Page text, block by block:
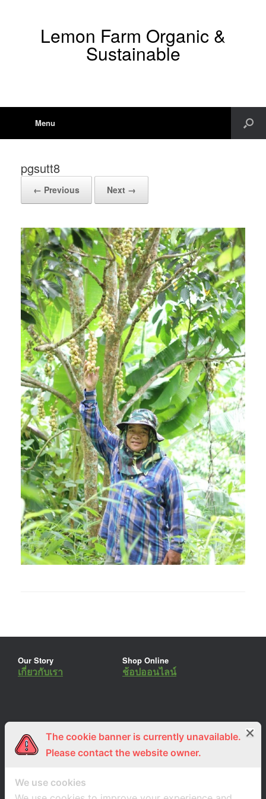
Lemon Farm Organic &
Sustainable
Menu
pgsutt8
← Previous Next →
Our Story
เกี่ยวกับเรา
Shop Online
ช้อปออนไลน์
ร่วมงานกับเรา
สมัครงาน
Lemon Farm Cafe
ร้านอาหารอินทรีย์
The cookie banner is currently unavailable.
Please contact the website owner.
We use cookies